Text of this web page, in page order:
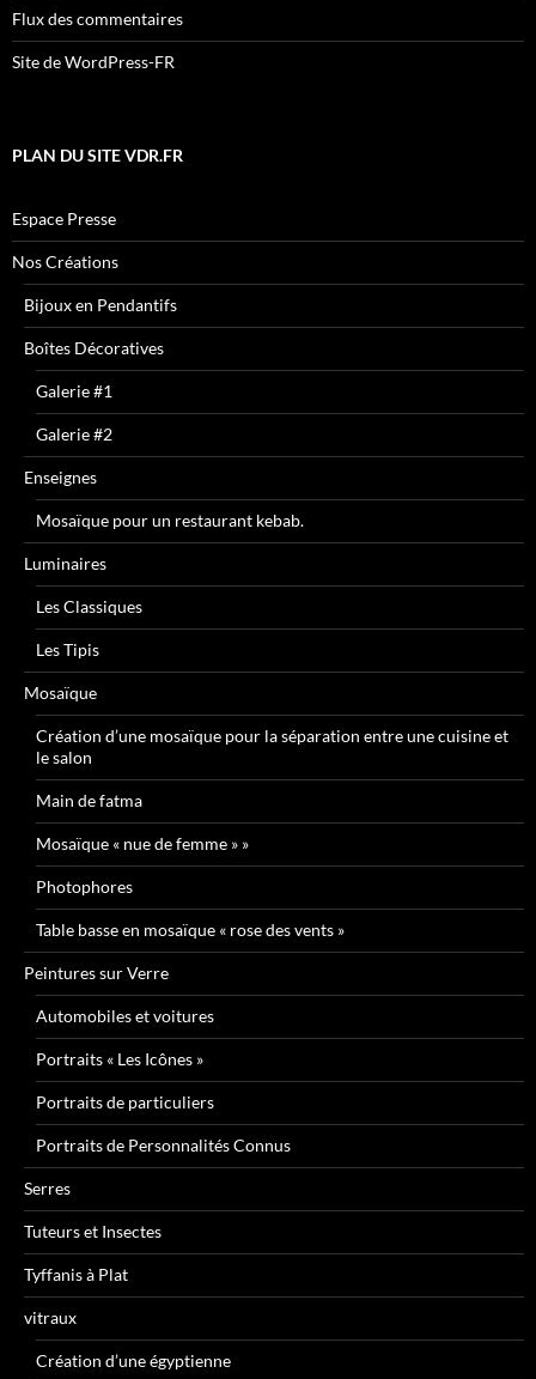
Flux des commentaires
Site de WordPress-FR
PLAN DU SITE VDR.FR
Espace Presse
Nos Créations
Bijoux en Pendantifs
Boîtes Décoratives
Galerie #1
Galerie #2
Enseignes
Mosaïque pour un restaurant kebab.
Luminaires
Les Classiques
Les Tipis
Mosaïque
Création d’une mosaïque pour la séparation entre une cuisine et
le salon
Main de fatma
Mosaïque « nue de femme » »
Photophores
Table basse en mosaïque « rose des vents »
Peintures sur Verre
Automobiles et voitures
Portraits « Les Icônes »
Portraits de particuliers
Portraits de Personnalités Connus
Serres
Tuteurs et Insectes
Tyffanis à Plat
vitraux
Création d’une égyptienne